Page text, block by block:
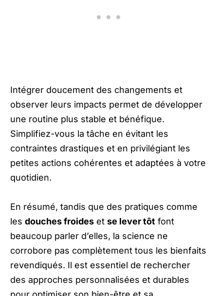
Intégrer doucement des changements et
observer leurs impacts permet de développer
une routine plus stable et bénéfique.
Simplifiez-vous la tâche en évitant les
contraintes drastiques et en privilégiant les
petites actions cohérentes et adaptées à votre
quotidien.
En résumé, tandis que des pratiques comme
les douches froideset se lever tôt font
beaucoup parler d’elles, la science ne
corrobore pas complètement tous les bienfaits
revendiqués. Il est essentiel de rechercher
des approches personnalisées et durables